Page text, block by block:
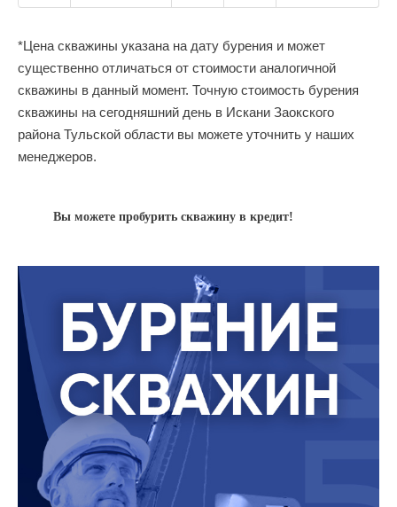
*Цена скважины указана на дату бурения и может
существенно отличаться от стоимости аналогичной
скважины в данный момент. Точную стоимость бурения
скважины на сегодняшний день в Искани Заокского
района Тульской области вы можете уточнить у наших
менеджеров.
Вы можете пробурить скважину в кредит!